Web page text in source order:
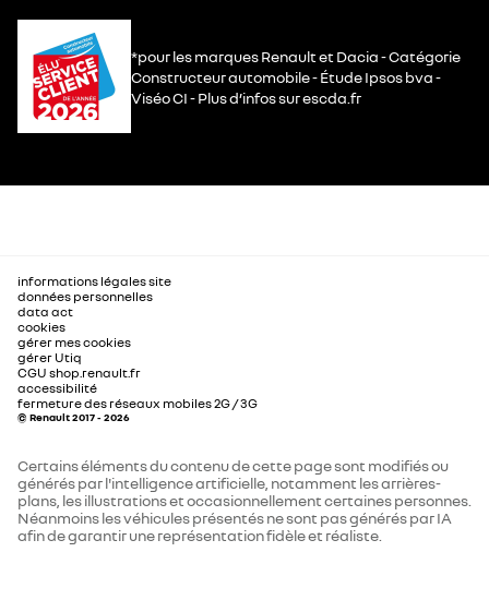
*pour les marques Renault et Dacia - Catégorie
Constructeur automobile - Étude Ipsos bva -
Viséo CI - Plus d’infos sur escda.fr
informations légales site
données personnelles
data act
cookies
gérer mes cookies
gérer Utiq
CGU shop.renault.fr
accessibilité
fermeture des réseaux mobiles 2G / 3G
© Renault 2017 - 2026
Certains éléments du contenu de cette page sont modifiés ou
générés par l'intelligence artificielle, notamment les arrières-
plans, les illustrations et occasionnellement certaines personnes.
Néanmoins les véhicules présentés ne sont pas générés par IA
afin de garantir une représentation fidèle et réaliste.